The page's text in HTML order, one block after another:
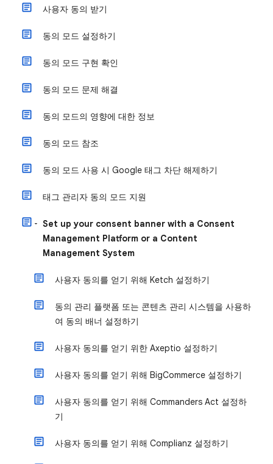
사용자 동의 받기
동의 모드 설정하기
동의 모드 구현 확인
동의 모드 문제 해결
동의 모드의 영향에 대한 정보
동의 모드 참조
동의 모드 사용 시 Google 태그 차단 해제하기
태그 관리자 동의 모드 지원
Set up your consent banner with a Consent
Management Platform or a Content
Management System
사용자 동의를 얻기 위해 Ketch 설정하기
동의 관리 플랫폼 또는 콘텐츠 관리 시스템을 사용하
여 동의 배너 설정하기
사용자 동의를 얻기 위한 Axeptio 설정하기
사용자 동의를 얻기 위해 BigCommerce 설정하기
사용자 동의를 얻기 위해 Commanders Act 설정하
기
사용자 동의를 얻기 위해 Complianz 설정하기